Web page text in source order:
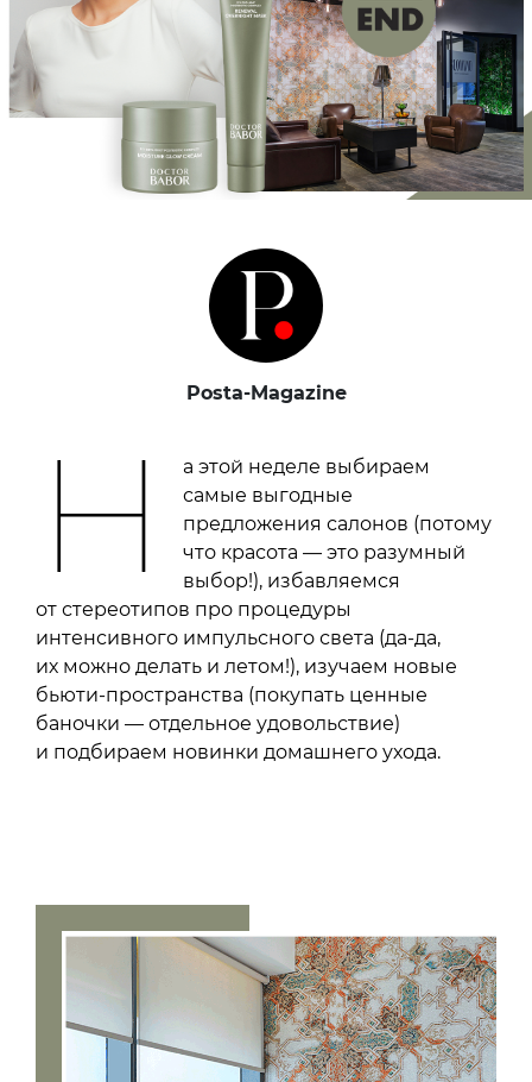
Posta-Magazine
Н
а этой неделе выбираем
самые выгодные
предложения салонов (потому
что красота — это разумный
выбор!), избавляемся
от стереотипов про процедуры
интенсивного импульсного света (да-да,
их можно делать и летом!), изучаем новые
бьюти-пространства (покупать ценные
баночки — отдельное удовольствие)
и подбираем новинки домашнего ухода.